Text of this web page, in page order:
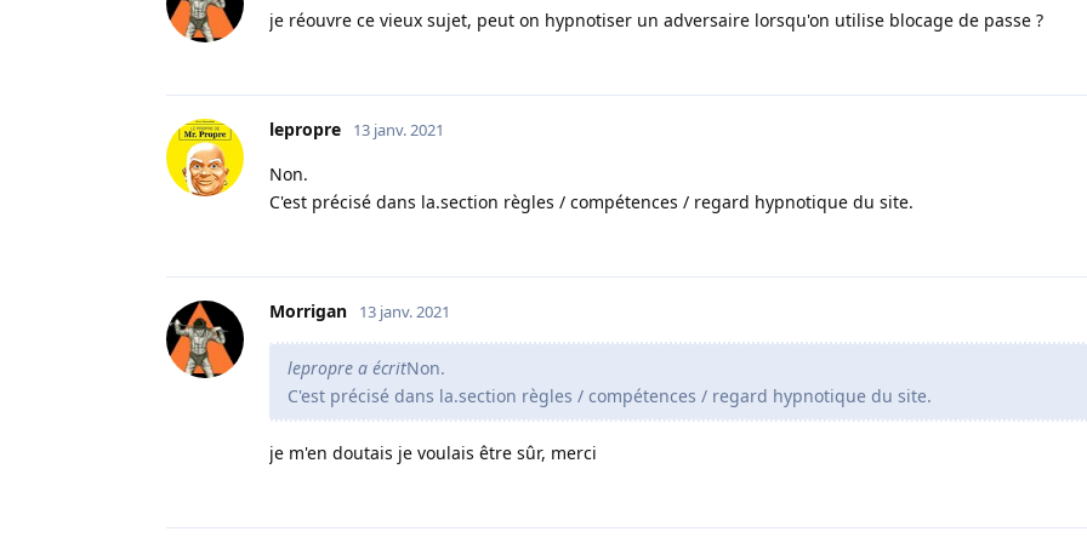
je réouvre ce vieux sujet, peut on hypnotiser un adversaire lorsqu'on utilise blocage de passe ?
lepropre 13 janv. 2021
Non.
C'est précisé dans la.section règles / compétences / regard hypnotique du site.
Morrigan 13 janv. 2021
lepropre a écritNon.
C'est précisé dans la.section règles / compétences / regard hypnotique du site.
je m'en doutais je voulais être sûr, merci